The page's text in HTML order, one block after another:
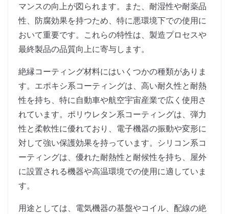
マンスの向上が図られます。また、耐湿性や耐薬品
性、防腐効果を持つため、特に悪環境下での使用に
おいて重要です。これらの特性は、製造プロセスや
最終製品の品質向上に寄与します。
絶縁コーティング材料にはいくつかの種類がありま
す。エポキシ系コーティングは、高い耐久性と耐熱
性を持ち、特に自動車や航空宇宙産業で広く使用さ
れています。ポリウレタン系コーティングは、弾力
性と柔軟性に優れており、電子機器の振動や変形に
対して強い保護効果を持っています。シリコン系コ
ーティングは、優れた耐熱性と耐候性を持ち、屋外
に設置される機器や高温環境での使用に適していま
す。
用途としては、電気機器の基盤やコイル、配線の絶